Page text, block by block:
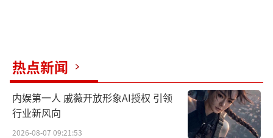
热点新闻
内娱第一人 戚薇开放形象AI授权 引领
行业新风向
2026-08-07 09:21:53